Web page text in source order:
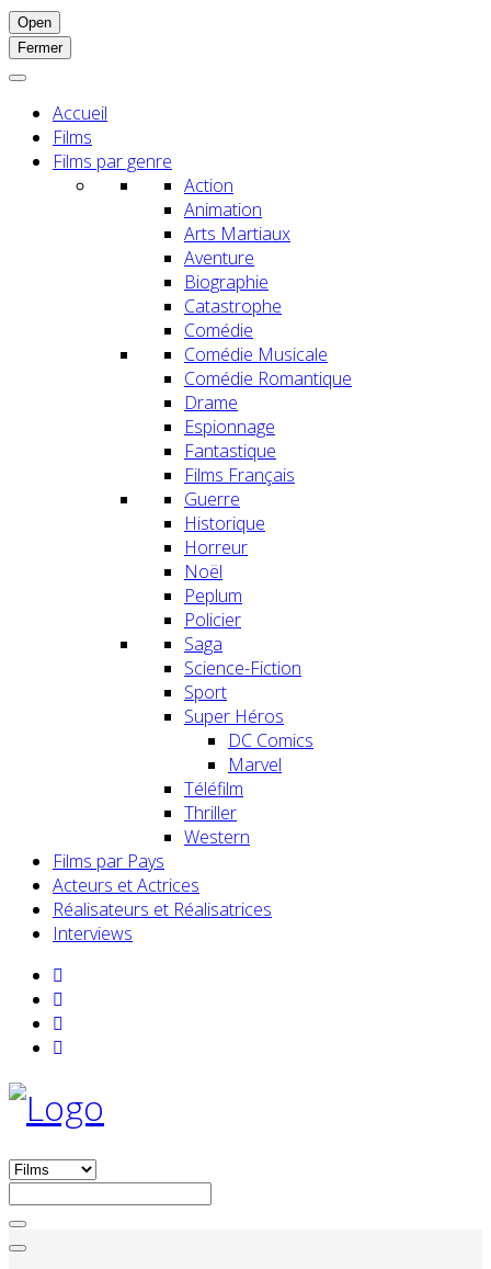
Open
Fermer
Accueil
Films
Films par genre
Action
Animation
Arts Martiaux
Aventure
Biographie
Catastrophe
Comédie
Comédie Musicale
Comédie Romantique
Drame
Espionnage
Fantastique
Films Français
Guerre
Historique
Horreur
Noël
Peplum
Policier
Saga
Science-Fiction
Sport
Super Héros
DC Comics
Marvel
Téléfilm
Thriller
Western
Films par Pays
Acteurs et Actrices
Réalisateurs et Réalisatrices
Interviews